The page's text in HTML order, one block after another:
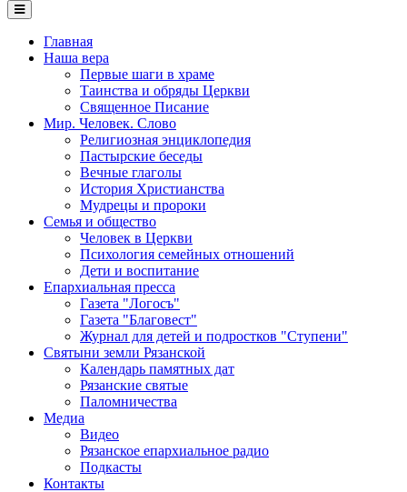
Главная
Наша вера
Первые шаги в храме
Таинства и обряды Церкви
Священное Писание
Мир. Человек. Слово
Религиозная энциклопедия
Пастырские беседы
Вечные глаголы
История Христианства
Мудрецы и пророки
Семья и общество
Человек в Церкви
Психология семейных отношений
Дети и воспитание
Епархиальная пресса
Газета "Логосъ"
Газета "Благовест"
Журнал для детей и подростков "Ступени"
Святыни земли Рязанской
Календарь памятных дат
Рязанские святые
Паломничества
Медиа
Видео
Рязанское епархиальное радио
Подкасты
Контакты